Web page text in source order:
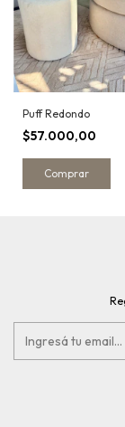
Puff Redondo
$57.000,00
Comprar